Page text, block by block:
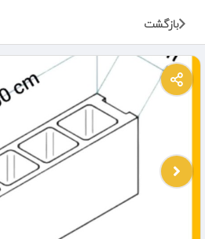
بازگشت